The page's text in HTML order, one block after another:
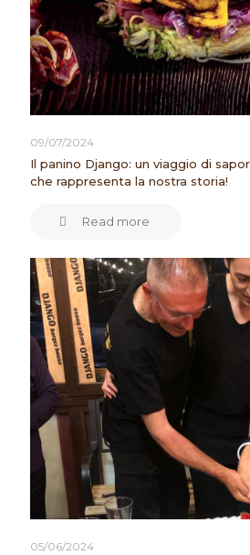
09/07/2024
Il panino Django: un viaggio di
che rappresenta la nostra storia!
Read more
05/06/2024